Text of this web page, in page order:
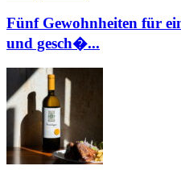
Fünf Gewohnheiten für
und gesch�...